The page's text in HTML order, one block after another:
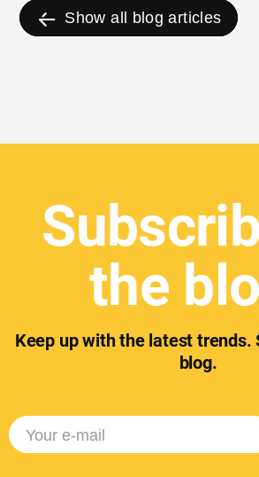
Show all blog articles
the
Keep up with the latest trends.
blog.